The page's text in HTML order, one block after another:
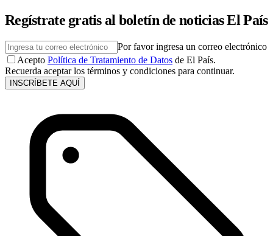
Regístrate gratis al boletín de noticias El País
Por favor ingresa un correo electrónico
Acepto Política de Tratamiento de Datos de El País.
Recuerda aceptar los términos y condiciones para continuar.
INSCRÍBETE AQUÍ